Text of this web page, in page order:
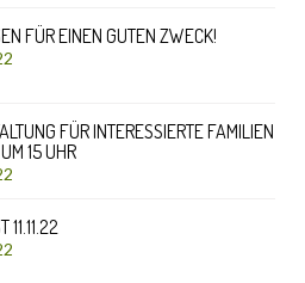
FÜR EINEN GUTEN ZWECK!
FÜR INTERESSIERTE FAMILIEN
15 UHR
11.11.22